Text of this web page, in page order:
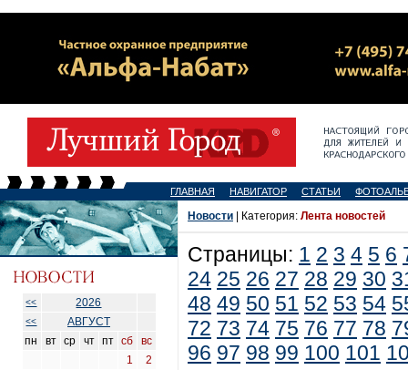
ГЛАВНАЯ НАВИГАТОР СТАТЬИ
<< 2026
<<
АВГУСТ
пн
вт ср чт пт сб
вс
1
2
Новости | Категория: Лента новостей
Страницы: 1 2 3 4 5 6
24 25 26 27 28 29 30
48 49 50 51 52 53 54
72 73 74 75 76 77 78
96 97 98 99 100 101